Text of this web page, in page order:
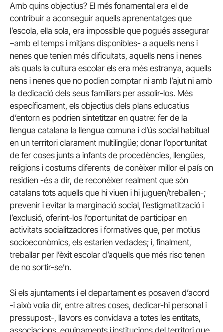
Amb quins objectius? El més fonamental era el de
contribuir a aconseguir aquells aprenentatges que
l’escola, ella sola, era impossible que pogués assegurar
–amb el temps i mitjans disponibles- a aquells nens i
nenes que tenien més dificultats, aquells nens i nenes
als quals la cultura escolar els era més estranya, aquells
nens i nenes que no podien comptar ni amb l’ajut ni amb
la dedicació dels seus familiars per assolir-los. Més
específicament, els objectius dels plans educatius
d’entorn es podrien sintetitzar en quatre: fer de la
llengua catalana la llengua comuna i d’ús social habitual
en un territori clarament multilingüe; donar l’oportunitat
de fer coses junts a infants de procedències, llengües,
religions i costums diferents, de conèixer millor el país on
residien -és a dir, de reconèixer realment que són
catalans tots aquells que hi viuen i hi juguen/treballen-;
prevenir i evitar la marginació social, l’estigmatització i
l’exclusió, oferint-los l’oportunitat de participar en
activitats socialitzadores i formatives que, per motius
socioeconòmics, els estarien vedades; i, finalment,
treballar per l’èxit escolar d’aquells que més risc tenen
de no sortir-se’n.
Si els ajuntaments i el departament es posaven d’acord
-i això volia dir, entre altres coses, dedicar-hi personal i
pressupost-, llavors es convidava a totes les entitats,